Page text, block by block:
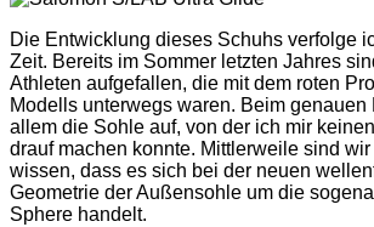
Die Entwicklung dieses Schuhs verfolge
Zeit. Bereits im Sommer letzten Jahres
Athleten aufgefallen, die mit dem roten
Modells unterwegs waren. Beim
allem die Sohle auf, von der ich mir
drauf machen konnte. Mittlerweile sind
wissen, dass es sich bei der neuen
Geometrie der Außensohle um die
Sphere handelt.